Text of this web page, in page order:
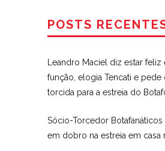
POSTS
Leandro Maciel diz estar feliz
função, elogia Tencati e pede
torcida para a estreia do
Sócio-Torcedor Botafanáticos
em dobro na estreia em casa